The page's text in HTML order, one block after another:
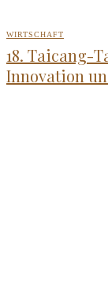
WIRTSCHAFT
18. Taicang-
Innovation